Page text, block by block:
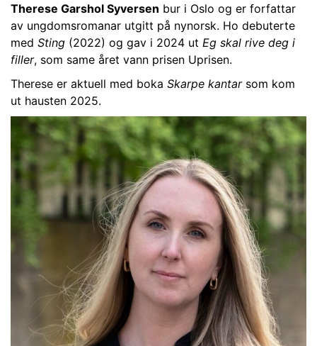
Therese Garshol Syversen bur i Oslo og er forfattar
av ungdomsromanar utgitt på nynorsk. Ho debuterte
medSting (2022) og gav i 2024 ut Eg skal rive deg i
filler, som same året vann prisen Uprisen.
Therese er aktuell med bokaSkarpe kantarsom kom
ut hausten 2025.